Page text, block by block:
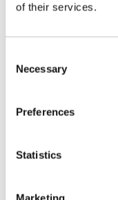
of their services.
Selection
Necessary
Preferences
Statistics
Marketing